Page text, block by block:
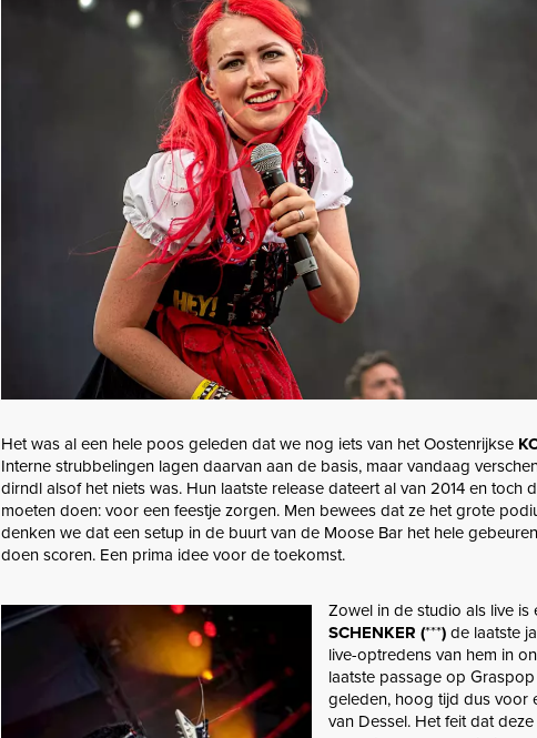
Het was al een hele poos geleden dat we nog iets van het Oostenrijkse
Interne strubbelingen lagen daarvan aan de basis, maar vandaag
dirndl alsof het niets was. Hun laatste release dateert al van 2014 en toch
moeten doen: voor een feestje zorgen. Men bewees dat ze het grote
denken we dat een setup in de buurt van de Moose Bar het hele
doen scoren. Een prima idee voor de toekomst.
Zowel in de studio als live is
SCHENKER (***) de laatste
live-optredens van hem in
laatste passage op
geleden, hoog tijd dus voor
van Dessel. Het feit dat